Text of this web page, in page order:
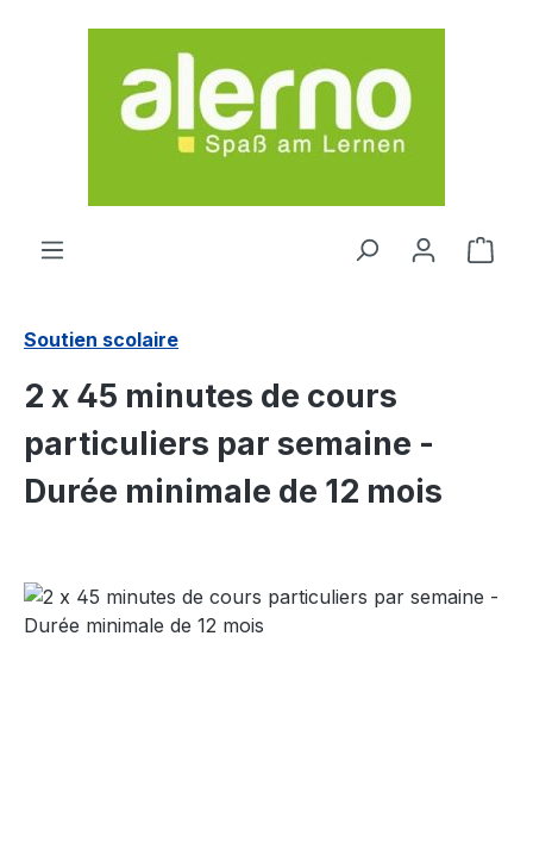
Passer au contenu principal
Le
Soutien scolaire
2 x 45 minutes de cours
particuliers par semaine -
Durée minimale de 12 mois
Ignorer la galerie d'images